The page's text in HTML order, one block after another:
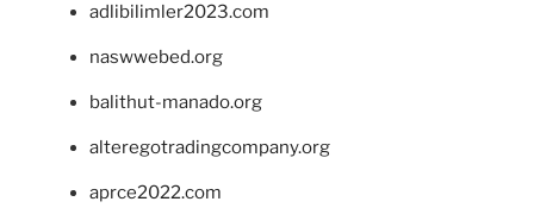
adlibilimler2023.com
naswwebed.org
balithut-manado.org
alteregotradingcompany.org
aprce2022.com